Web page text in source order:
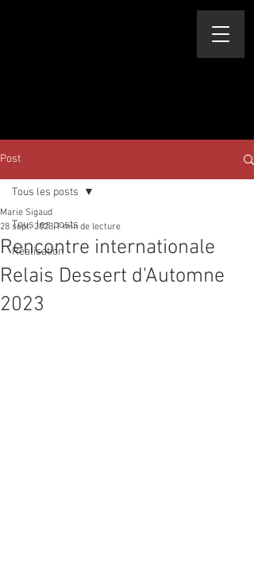
Post
Tous les posts
Réalisation
Tous les posts
Rencontre internationale
Relais Dessert d'Automne
2023
Marie Sigaud
28 sept. 2023 1 min de lecture